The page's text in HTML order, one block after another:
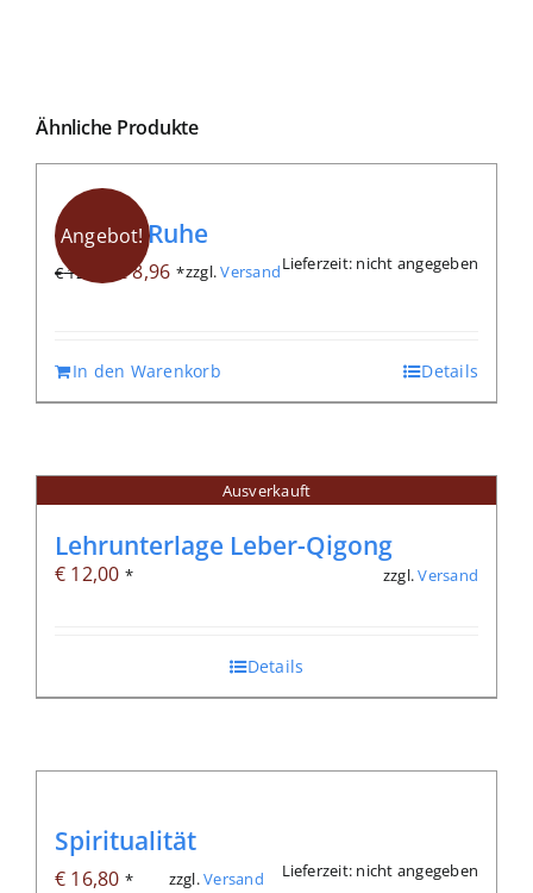
Ähnliche Produkte
Angebot!
Endlich Ruhe
€12,80
Ursprünglicher
€ 12,80
€8,96Aktueller
€ 8,96.
*zzgl.VersandLieferzeit: nicht angegeben
In den Warenkorb Details
Ausverkauft
Lehrunterlage Leber-Qigong
€ 12,00 * zzgl.Versand
Details
Spiritualität
€ 16,80 * zzgl.Versand Lieferzeit: nicht angegeben